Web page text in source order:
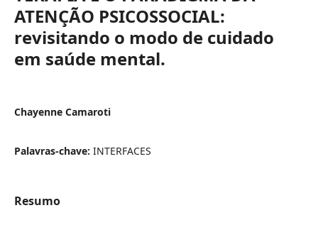
ATENÇÃO PSICOSSOCIAL:
revisitando o modo de cuidado
em saúde mental.
Chayenne Camaroti
Palavras-chave: INTERFACES
Resumo